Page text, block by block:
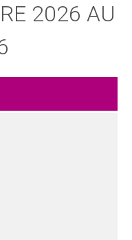
2026 AU